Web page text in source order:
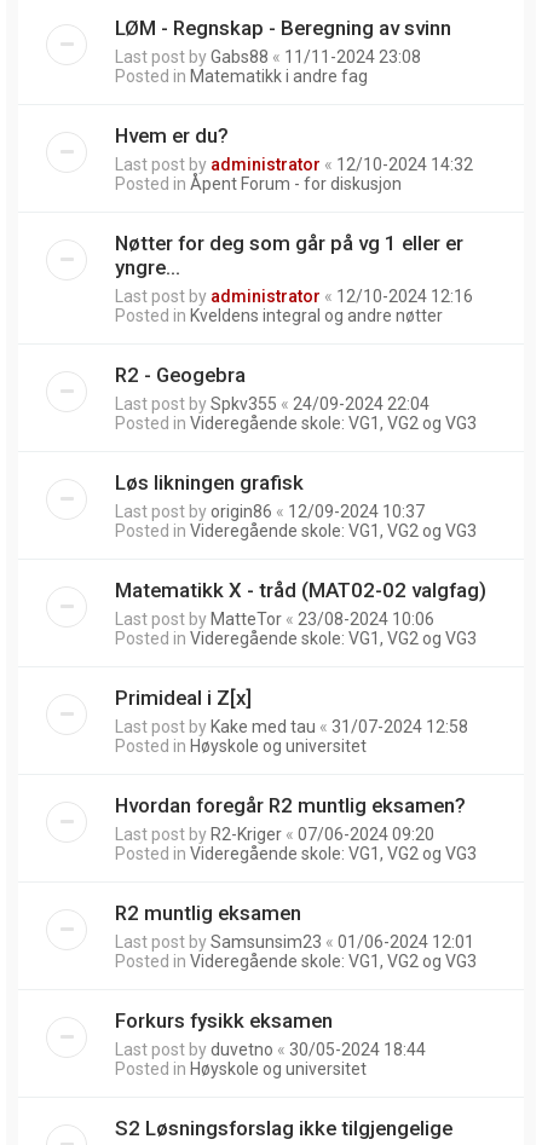
LØM - Regnskap - Beregning av svinn
Last post byGabs88 « 11/11-2024 23:08
Posted in Matematikk i andre fag
Hvem er du?
Last post by administrator « 12/10-2024 14:32
Posted in Åpent Forum - for diskusjon
Nøtter for deg som går på vg 1 eller er
yngre...
Last post by administrator « 12/10-2024 12:16
Posted in Kveldens integral og andre nøtter
R2 - Geogebra
Last post bySpkv355 « 24/09-2024 22:04
Posted in Videregående skole: VG1, VG2 og VG3
Løs likningen grafisk
Last post byorigin86 « 12/09-2024 10:37
Posted in Videregående skole: VG1, VG2 og VG3
Matematikk X - tråd (MAT02-02 valgfag)
Last post by MatteTor « 23/08-2024 10:06
Posted in Videregående skole: VG1, VG2 og VG3
Primideal i Z[x]
Last post by Kake med tau « 31/07-2024 12:58
Posted in Høyskole og universitet
Hvordan foregår R2 muntlig eksamen?
Last post by R2-Kriger « 07/06-2024 09:20
Posted in Videregående skole: VG1, VG2 og VG3
R2 muntlig eksamen
Last post bySamsunsim23 « 01/06-2024 12:01
Posted in Videregående skole: VG1, VG2 og VG3
Forkurs fysikk eksamen
Last post byduvetno « 30/05-2024 18:44
Posted in Høyskole og universitet
S2 Løsningsforslag ikke tilgjengelige